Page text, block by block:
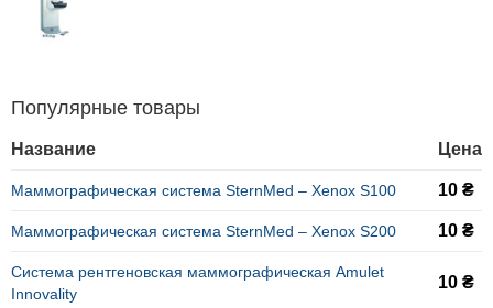
Популярные товары
Название Цена
Маммографическая система SternMed – Xenox S100 10 ₴
Маммографическая система SternMed – Xenox S200 10 ₴
Система рентгеновская маммографическая Amulet
Innovality
10 ₴